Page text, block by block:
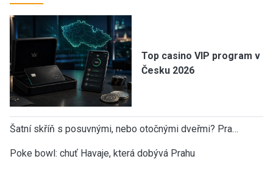
Top casino VIP program v
Česku 2026
Šatní skříň s posuvnými, nebo otočnými dveřmi? Pra…
Poke bowl: chuť Havaje, která dobývá Prahu